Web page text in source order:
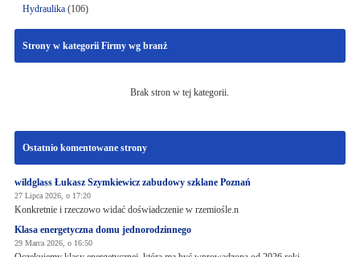
Hydraulika(106)
Strony w kategorii Firmy wg branż
Brak stron w tej kategorii.
Ostatnio komentowane strony
wildglass Łukasz Szymkiewicz zabudowy szklane Poznań
27 Lipca 2026, o 17:20
Konkretnie i rzeczowo widać doświadczenie w rzemiośle.n
Klasa energetyczna domu jednorodzinnego
29 Marca 2026, o 16:50